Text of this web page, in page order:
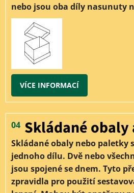
nebo jsou oba díly nasunuty
VÍCE INFORMACÍ
04 Skládané
Skládané obaly nebo paletky
jednoho dílu. Dvě nebo
jsou spojené se dnem. Tyto
zpravidla pro použití